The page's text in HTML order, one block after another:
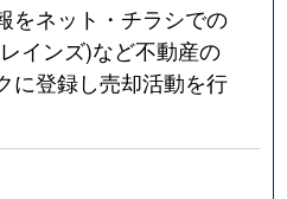
をネット・チラシでの
インズ)など不動産の
に登録し売却活動を行